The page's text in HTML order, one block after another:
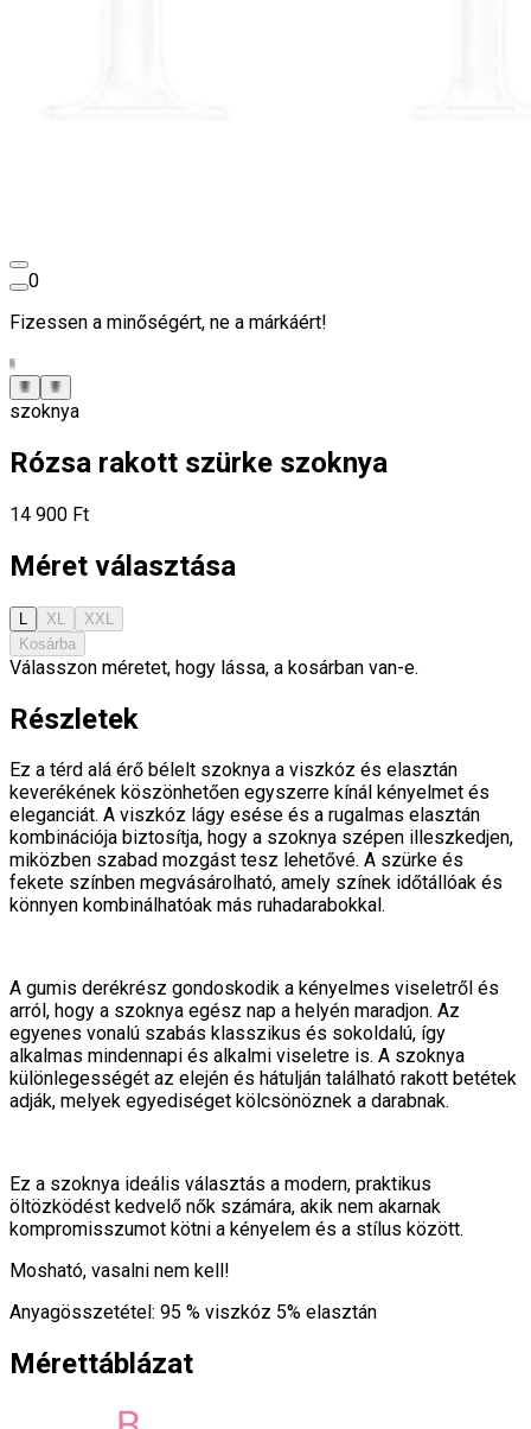
0
Fizessen a minőségért, ne a márkáért!
szoknya
Rózsa rakott szürke szoknya
14 900 Ft
Méret választása
L XL
XXL
Kosárba
Válasszon méretet, hogy lássa, a kosárban van-e.
Részletek
Ez a térd alá érő bélelt szoknya a viszkóz és elasztán
keverékének köszönhetően egyszerre kínál kényelmet és
eleganciát. A viszkóz lágy esése és a rugalmas elasztán
kombinációja biztosítja, hogy a szoknya szépen illeszkedjen,
miközben szabad mozgást tesz lehetővé. A szürke és
fekete színben megvásárolható, amely színek időtállóak és
könnyen kombinálhatóak más ruhadarabokkal.
A gumis derékrész gondoskodik a kényelmes viseletről és
arról, hogy a szoknya egész nap a helyén maradjon. Az
egyenes vonalú szabás klasszikus és sokoldalú, így
alkalmas mindennapi és alkalmi viseletre is. A szoknya
különlegességét az elején és hátulján található rakott betétek
adják, melyek egyediséget kölcsönöznek a darabnak.
Ez a szoknya ideális választás a modern, praktikus
öltözködést kedvelő nők számára, akik nem akarnak
kompromisszumot kötni a kényelem és a stílus között.
Mosható, vasalni nem kell!
Anyagösszetétel: 95 % viszkóz 5% elasztán
Mérettáblázat